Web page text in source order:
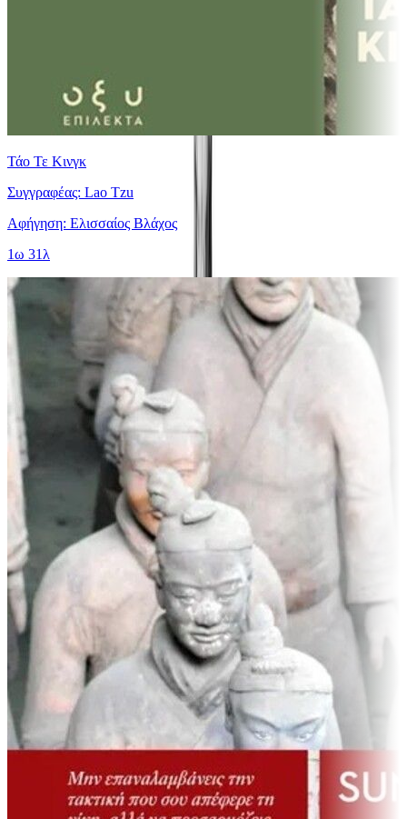
Τάο Τε Κινγκ
Συγγραφέας: Lao Tzu
Αφήγηση: Ελισσαίος Βλάχος
1ω 31λ